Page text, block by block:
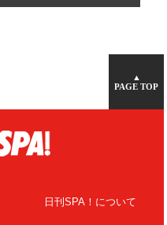
▲
PAGE TOP
日刊SPA！について